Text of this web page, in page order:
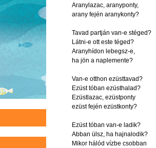
Aranylazac, aranyponty,
arany fején aranykonty?
Tavad partján van-e stéged?
Látni-e ott este téged?
Aranyhídon lebegsz-e,
ha jön a naplemente?
Van-e otthon ezüsttavad?
Ezüst tóban ezüsthalad?
Ezüstlazac, ezüstponty
ezüst fején ezüstkonty?
Ezüst tóban van-e ladik?
Abban ülsz, ha hajnalodik?
Mikor hálód vízbe csobban